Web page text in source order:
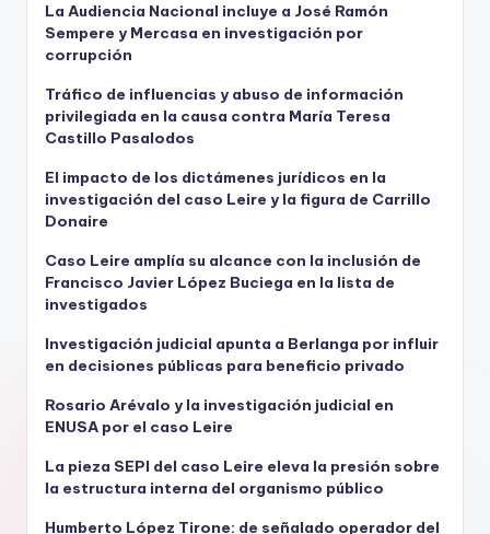
La Audiencia Nacional incluye a José Ramón
Sempere y Mercasa en investigación por
corrupción
Tráfico de influencias y abuso de información
privilegiada en la causa contra María Teresa
Castillo Pasalodos
El impacto de los dictámenes jurídicos en la
investigación del caso Leire y la figura de Carrillo
Donaire
Caso Leire amplía su alcance con la inclusión de
Francisco Javier López Buciega en la lista de
investigados
Investigación judicial apunta a Berlanga por influir
en decisiones públicas para beneficio privado
Rosario Arévalo y la investigación judicial en
ENUSA por el caso Leire
La pieza SEPI del caso Leire eleva la presión sobre
la estructura interna del organismo público
Humberto López Tirone: de señalado operador del